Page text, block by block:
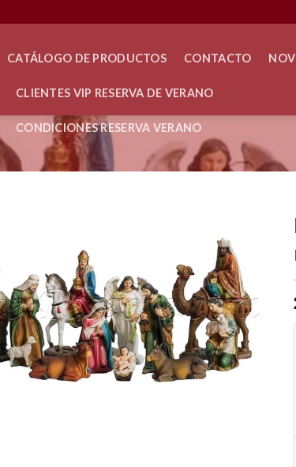
CATÁLOGO DE PRODUCTOS CONTACTO
CLIENTES VIP RESERVA DE VERANO
CONDICIONES RESERVA VERANO